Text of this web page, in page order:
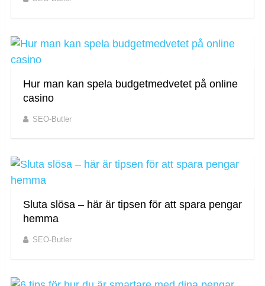
Hur man kan spela budgetmedvetet på online
casino
SEO-Butler
Sluta slösa – här är tipsen för att spara pengar
hemma
SEO-Butler